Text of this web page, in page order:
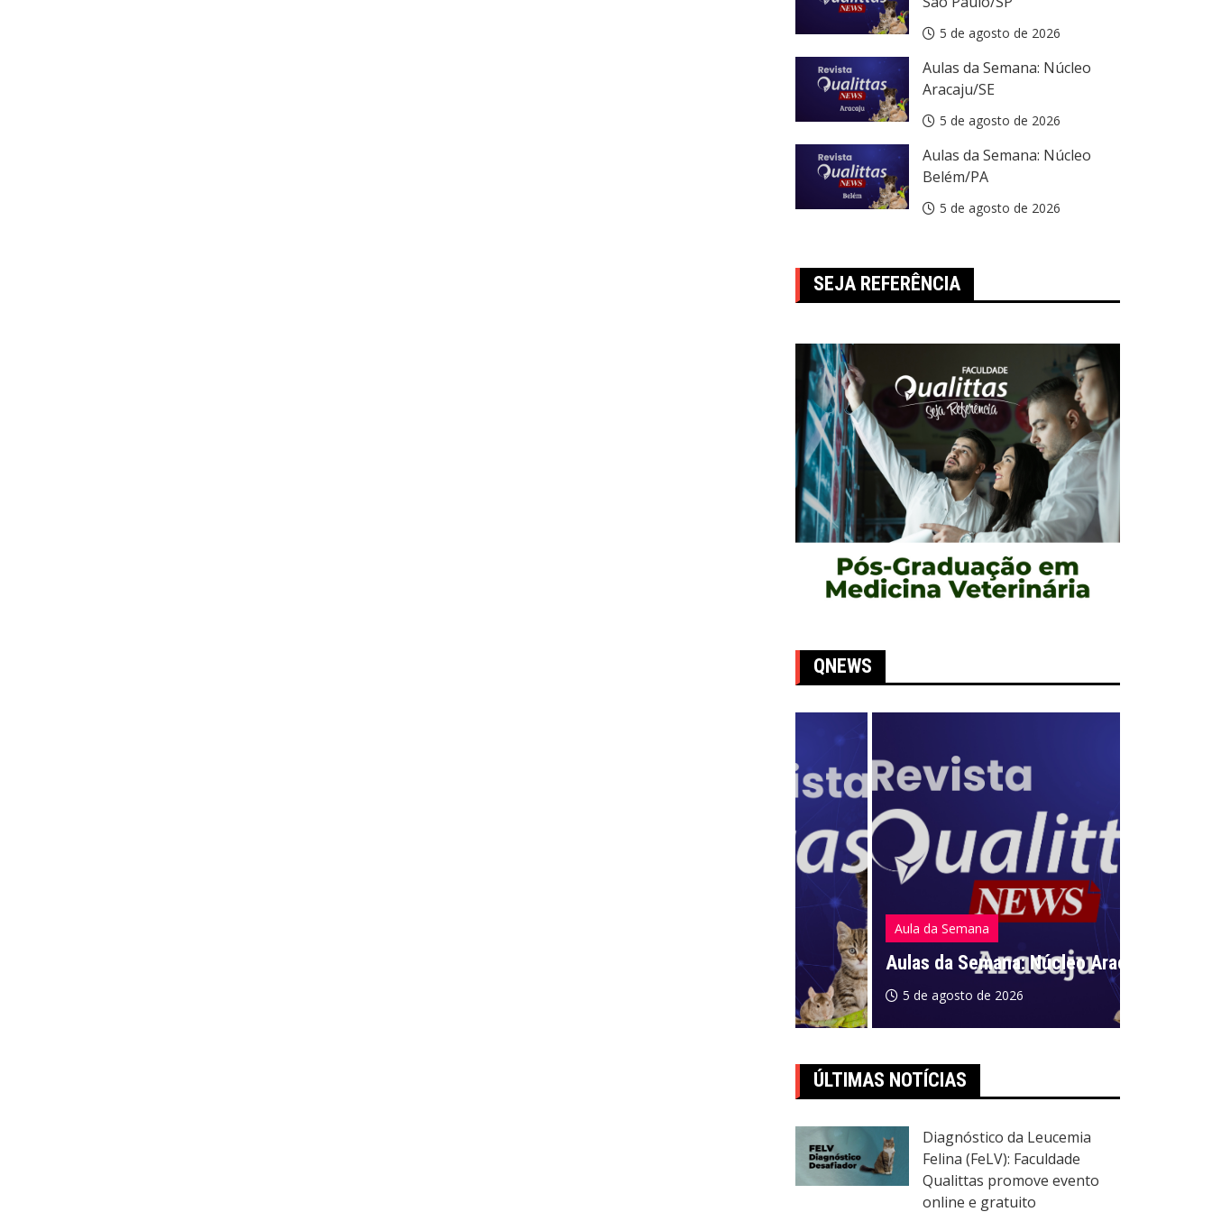
5 de agosto de 2026
Aulas da Semana: Núcleo
Aracaju/SE
5 de agosto de 2026
Aulas da Semana: Núcleo
Belém/PA
5 de agosto de 2026
SEJA REFERÊNCIA
QNEWS
Aula da Semana
Aulas da Semana: Núcleo Aracaju/SE
5 de agosto de 2026
ÚLTIMAS NOTÍCIAS
Diagnóstico da Leucemia
Felina (FeLV): Faculdade
Qualittas promove evento
online e gratuito